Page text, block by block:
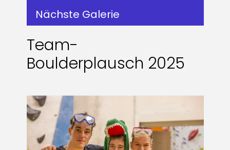
Nächste Galerie
Team-
Boulderplausch 2025